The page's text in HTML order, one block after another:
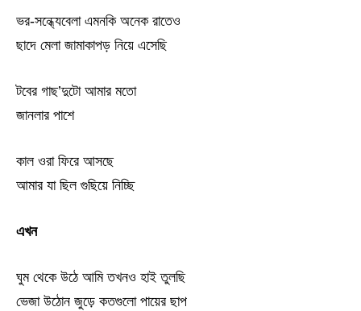
ভর-সন্ধ্যেবেলা এমনকি অনেক রাতেও
ছাদে মেলা জামাকাপড় নিয়ে এসেছি
টবের গাছ’দুটো আমার মতো
জানলার পাশে
কাল ওরা ফিরে আসছে
আমার যা ছিল গুছিয়ে নিচ্ছি
এখন
ঘুম থেকে উঠে আমি তখনও হাই তুলছি
ভেজা উঠোন জুড়ে কতগুলো পায়ের ছাপ